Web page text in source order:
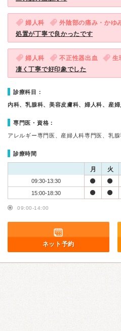
婦人科 外陰部の痛み・かゆ
処置が丁寧で良かったです
婦人科 不正性器出血 生
凄く丁寧で好印象でした
診療科目：
内科、乳腺科、美容皮膚科、婦人科、産
専門医・資格：
アレルギー専門医、産婦人科専門医、乳
診療時間
月 火
09:30-13:30
15:00-18:30
09:00-14:00
ネット予約